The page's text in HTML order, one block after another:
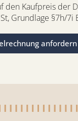
den Kaufpreis der
Grundlage §7h/7i
anfordern